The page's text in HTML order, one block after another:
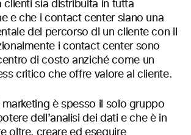
clienti sia distribuita in tutta
e che i contact center siano una
del percorso di un cliente con il
i contact center sono
di costo anziché come un
critico che offre valore al cliente.
marketing è spesso il solo gruppo
dell’analisi dei dati e che è in
oltre, creare ed eseguire